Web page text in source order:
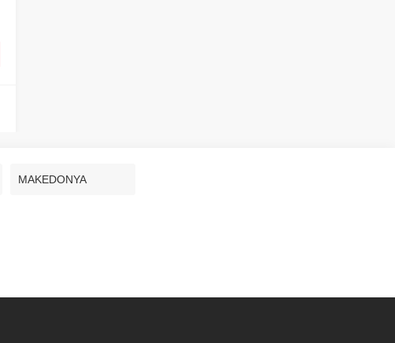
MAKEDONYA